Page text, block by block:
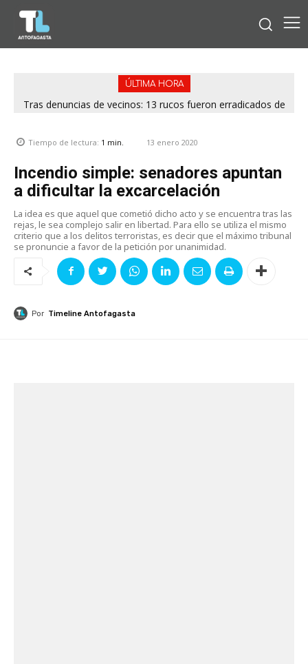
ÚLTIMA HORA
Tras denuncias de vecinos: 13 rucos fueron erradicados de
Tiempo de lectura: 1 min. 13 enero 2020
Incendio simple: senadores apuntan
a dificultar la excarcelación
La idea es que aquel que cometió dicho acto y se encuentra tras las
rejas, le sea complejo salir en libertad. Para ello se utiliza el mismo
criterio que a los delitos terroristas, es decir que el máximo tribunal
se pronuncie a favor de la petición por unanimidad.
Por Timeline Antofagasta